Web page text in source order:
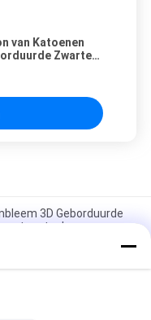
van Katoenen
Zwarte
3D Geborduurde
met metaalgesp
Klassieke Zes
Zes Comité Embleem